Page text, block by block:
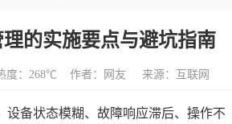
的实施要点与避坑指南
： 268℃ 作者：网友 来源：互联网
设备状态模糊、故障响应滞后、操作不